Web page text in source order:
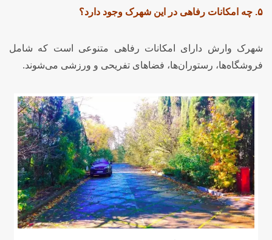
۵. چه امکانات رفاهی در این شهرک وجود دارد؟
شهرک وارش دارای امکانات رفاهی متنوعی است که شامل
فروشگاه‌ها، رستوران‌ها، فضاهای تفریحی و ورزشی می‌شوند.